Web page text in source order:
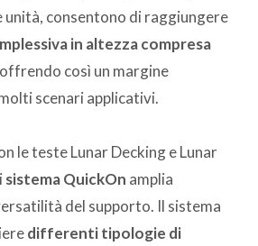
unità, consentono di raggiungere
in altezza compresa
così un margine
scenari applicativi.
le teste Lunar Decking e Lunar
sistema QuickOn amplia
del supporto. Il sistema
differenti tipologie di